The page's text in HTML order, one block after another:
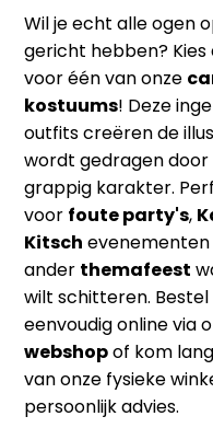
Wil je echt alle ogen
gericht hebben? Kies
voor één van onze
kostuums! Deze
outfits creëren de
wordt gedragen door
grappig karakter.
voor foute party's,
Kitsch
ander themafeest
wilt schitteren. Bestel
eenvoudig online via
webshopof kom
van onze fysieke
persoonlijk advies.